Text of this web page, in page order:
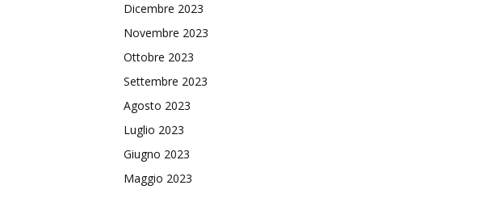
Dicembre 2023
Novembre 2023
Ottobre 2023
Settembre 2023
Agosto 2023
Luglio 2023
Giugno 2023
Maggio 2023